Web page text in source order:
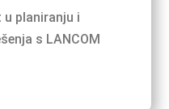
planiranju i
s LANCOM